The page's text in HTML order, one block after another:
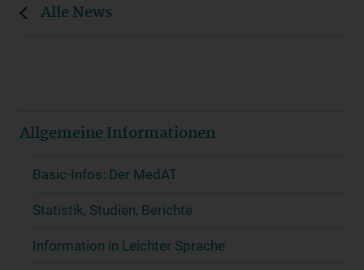
Alle News
Allgemeine Informationen
Basic-Infos: Der MedAT
Statistik, Studien, Berichte
Information in Leichter Sprache